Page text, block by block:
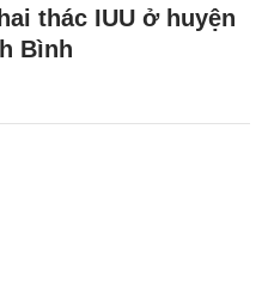
thác IUU ở huyện
Bình